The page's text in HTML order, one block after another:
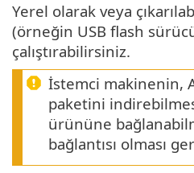
Yerel olarak veya
(örneğin USB flash
çalıştırabilirsiniz.
İstemci makinenin,
paketini
ürününe
bağlantısı olması